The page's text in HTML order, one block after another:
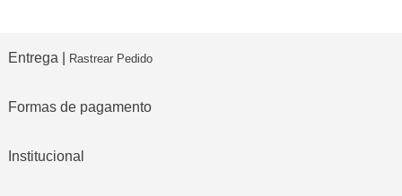
Entrega | Rastrear Pedido
Formas de pagamento
Institucional